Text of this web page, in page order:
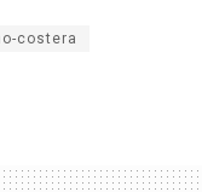
costera